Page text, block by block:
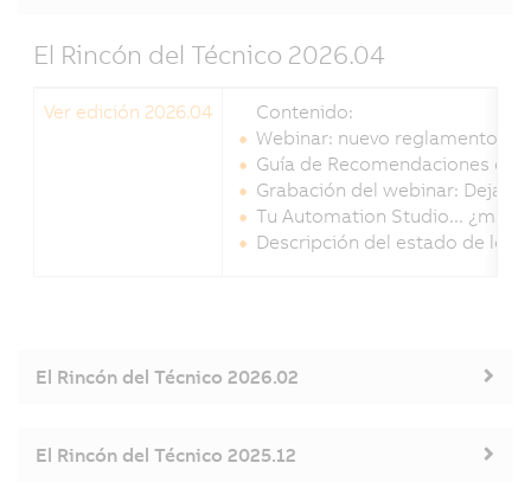
El Rincón del Técnico 2026.04
Ver edición 2026.04
Contenido:
Webinar: nuevo reglamento
Guía de Recomendaciones de
Grabación del webinar: Deja
Tu Automation Studio... ¿más
Descripción del estado de los
El Rincón del Técnico 2026.02
El Rincón del Técnico 2025.12